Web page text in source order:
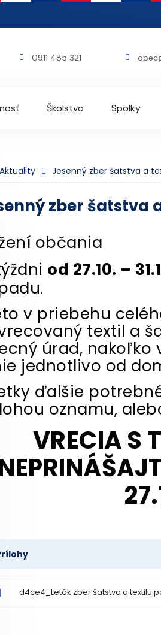
0911 485 321
Školstvo Spolky
Aktuality Jesenný zber šatstva a
zber šatstva
občania
od 27.10. –
v priebehu
textil a
úrad, nakoľko
jednotlivo od
ďalšie
oznamu,
VRECIA S
d4ce4_Leták zber šatstva a